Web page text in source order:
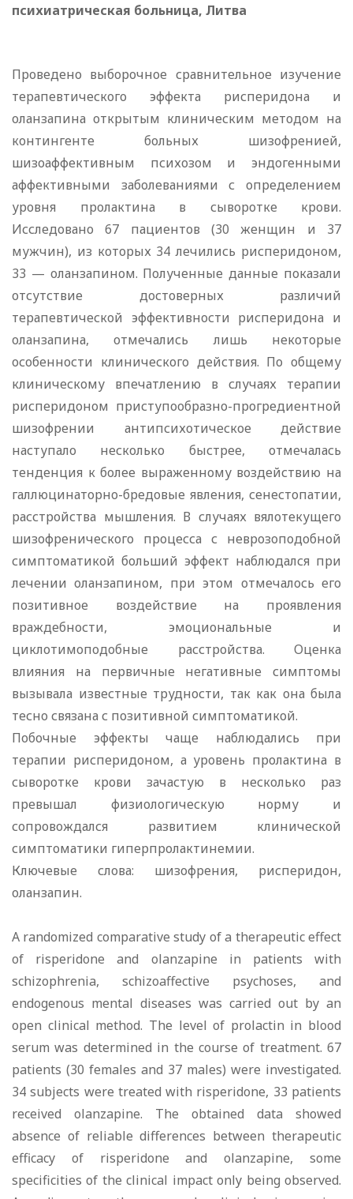
психиатрическая больница, Литва
Проведено выборочное сравнительное изучение
терапевтического эффекта рисперидона и
оланзапина открытым клиническим методом на
контингенте больных шизофренией,
шизоаффективным психозом и эндогенными
аффективными заболеваниями с определением
уровня пролактина в сыворотке крови.
Исследовано 67 пациентов (30 женщин и 37
мужчин), из которых 34 лечились рисперидоном,
33 — оланзапином. Полученные данные показали
отсутствие достоверных различий
терапевтической эффективности рисперидона и
оланзапина, отмечались лишь некоторые
особенности клинического действия. По общему
клиническому впечатлению в случаях терапии
рисперидоном приступообразно-прогредиентной
шизофрении антипсихотическое действие
наступало несколько быстрее, отмечалась
тенденция к более выраженному воздействию на
галлюцинаторно-бредовые явления, сенестопатии,
расстройства мышления. В случаях вялотекущего
шизофренического процесса с неврозоподобной
симптоматикой больший эффект наблюдался при
лечении оланзапином, при этом отмечалось его
позитивное воздействие на проявления
враждебности, эмоциональные и
циклотимоподобные расстройства. Оценка
влияния на первичные негативные симптомы
вызывала известные трудности, так как она была
тесно связана с позитивной симптоматикой.
Побочные эффекты чаще наблюдались при
терапии рисперидоном, а уровень пролактина в
сыворотке крови зачастую в несколько раз
превышал физиологическую норму и
сопровождался развитием клинической
симптоматики гиперпролактинемии.
Ключевые слова: шизофрения, рисперидон,
оланзапин.
A randomized comparative study of a therapeutic effect
of risperidone and olanzapine in patients with
schizophrenia, schizoaffective psychoses, and
endogenous mental diseases was carried out by an
open clinical method. The level of prolactin in blood
serum was determined in the course of treatment. 67
patients (30 females and 37 males) were investigated.
34 subjects were treated with risperidone, 33 patients
received olanzapine. The obtained data showed
absence of reliable differences between therapeutic
efficacy of risperidone and olanzapine, some
specificities of the clinical impact only being observed.